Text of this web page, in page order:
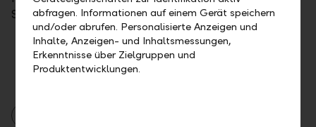
Seite überraschen könnten.
abfragen. Informationen auf einem Gerät speichern
und/oder abrufen. Personalisierte Anzeigen und
Inhalte, Anzeigen- und Inhaltsmessungen,
Erkenntnisse über Zielgruppen und
Produktentwicklungen.